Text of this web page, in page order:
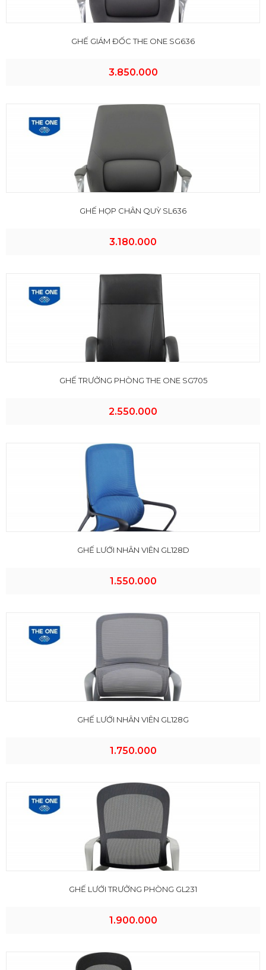
GHẾ GIÁM ĐỐC THE ONE SG636
3.850.000
GHẾ HỌP CHÂN QUỲ SL636
3.180.000
GHẾ TRƯỞNG PHÒNG THE ONE SG705
2.550.000
GHẾ LƯỚI NHÂN VIÊN GL128D
1.550.000
GHẾ LƯỚI NHÂN VIÊN GL128G
1.750.000
GHẾ LƯỚI TRƯỞNG PHÒNG GL231
1.900.000